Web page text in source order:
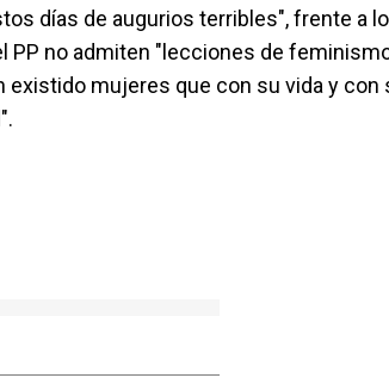
días de augurios terribles", frente a
PP no admiten "lecciones de
existido mujeres que con su vida y con